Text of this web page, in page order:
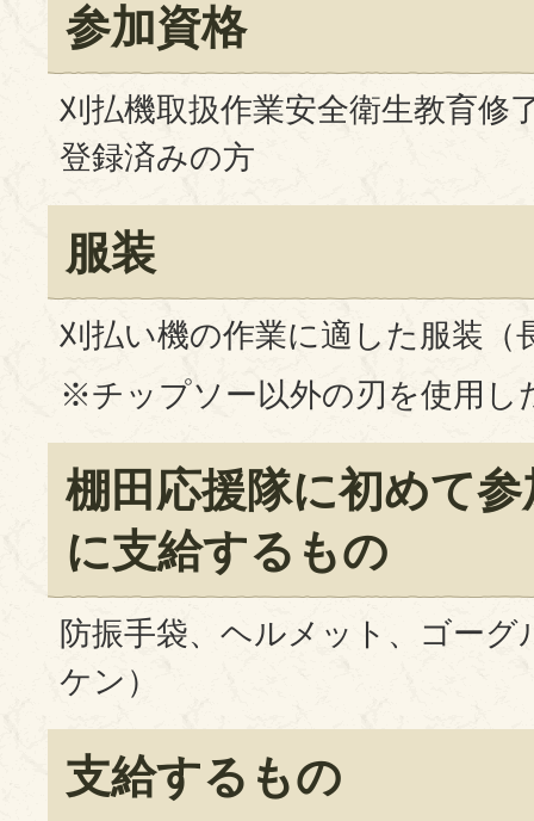
参加資格
刈払機取扱作業安全衛生教育修
登録済みの方
服装
刈払い機の作業に適した服装（
※チップソー以外の刃を使用し
棚田応援隊に初めて
に支給するもの
防振手袋、ヘルメット、ゴーグ
ケン）
支給するもの